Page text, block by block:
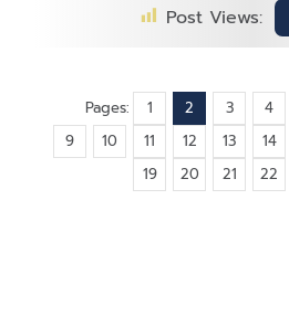
Post Views:
Pages: 1 2 3 4
9
10 11 12 13 14
19
20 21 22